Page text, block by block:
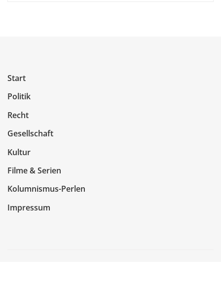
Start
Politik
Recht
Gesellschaft
Kultur
Filme & Serien
Kolumnismus-Perlen
Impressum